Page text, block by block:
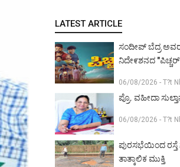
LATEST ARTICLE
ಸಂದೀಪ್ ಬೆದ್ರ
ನಿದೇ೯ಶನದ
06/08/2026 - T?t
ಪ್ರೊ. ವಹೀದಾ
06/08/2026 - T?t
ಪುರಸಭೆಯಿಂದ ರಸ್ತೆ
ತಾತ್ಕಾಲಿಕ ಮುಕ್ತಿ